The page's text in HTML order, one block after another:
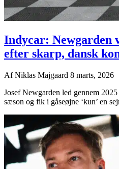
Indycar: Newgarden
efter skarp, dansk
AfNiklas Majgaard 8 marts, 2026
Josef Newgarden led gennem
sæson og fik i gåseøjne ‘kun’ en